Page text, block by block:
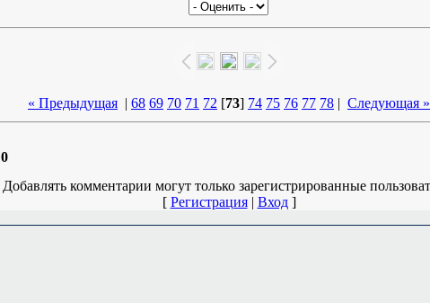
« Предыдущая | 68 69 70 71 72 [73] 74 75 76 77 78 | Следующая »
0
Добавлять комментарии могут только зарегистрированные
[ Регистрация| Вход]